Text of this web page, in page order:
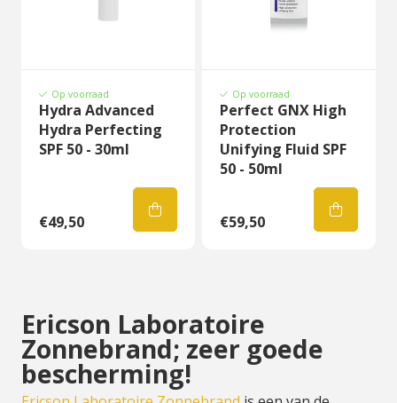
Op voorraad
Hydra Advanced
Hydra Perfecting
SPF 50 - 30ml
€49,50
Op voorraad
Perfect GNX High
Protection
Unifying Fluid SPF
50 - 50ml
€59,50
Ericson Laboratoire
Zonnebrand; zeer goede
bescherming!